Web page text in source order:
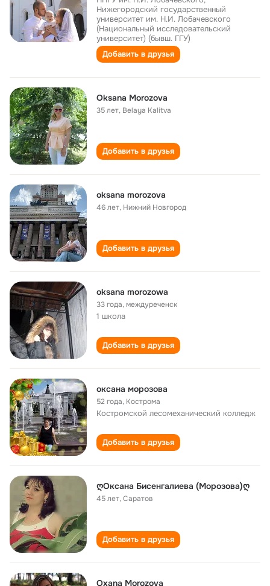
Нижегородский государственный
университет им. Н.И. Лобачевского
(Национальный исследовательский
университет) (бывш. ГГУ)
Добавить в друзья
Oksana Morozova
35 лет, Belaya Kalitva
Добавить в друзья
oksana morozova
46 лет, Нижний Новгород
Добавить в друзья
oksana morozowa
33 года,междуреченск
1 школа
Добавить в друзья
оксана морозова
52 года, Кострома
Костромской лесомеханический колледж
Добавить в друзья
ღОксана Бисенгалиева (Морозова)ღ
45 лет,Саратов
Добавить в друзья
Oxana Morozova